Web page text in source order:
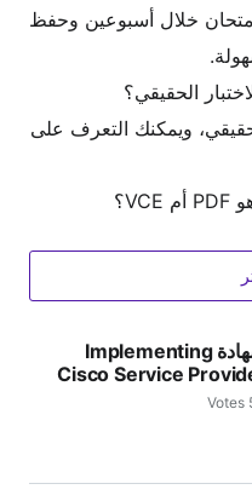
خلال أسبوعين وحفظ
ويمكنك التعرف على
جميع أسئلة الامتحان التي تقدمها SPOTO محدثة وصحيحة. إذا
جديدة لمساعدتك على
اختبار شهادة Implementing
Cisco Service